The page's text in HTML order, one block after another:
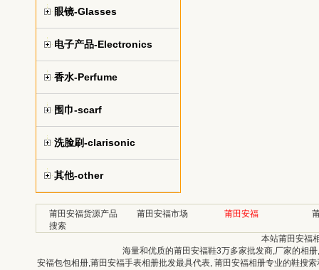
眼镜-Glasses
电子产品-Electronics
香水-Perfume
围巾-scarf
洗脸刷-clarisonic
其他-other
莆田安福货源产品
搜索
莆田安福市场 莆田安福
本站莆田安福
海量和优质的莆田安福鞋3万多家批发商,厂家的相
安福包包相册,莆田安福手表相册批发最具代表, 莆田安福相册专业的鞋搜